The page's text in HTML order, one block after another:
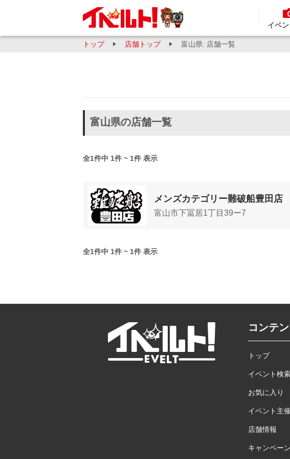
イベ
トップ 店舗トップ 富山県: 店舗一覧
富山県の店舗一覧
全1件中 1件 ~ 1件 表示
メンズカテゴリー難破船豊田店
富山市下冨居1丁目39ー7
全1件中 1件 ~ 1件 表示
コンテ
トップ
イベント検
お気に入り
イベント主
店舗情報
キャンペーン